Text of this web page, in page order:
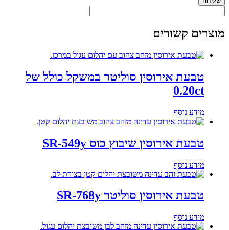
מוצרים קשורים
טבעת אירוסין סוליטר במשקל כולל של
0.20ct
מידע נוסף
טבעת אירוסין שיבוץ כוס SR-549y
מידע נוסף
טבעת אירוסין סוליטר SR-768y
מידע נוסף